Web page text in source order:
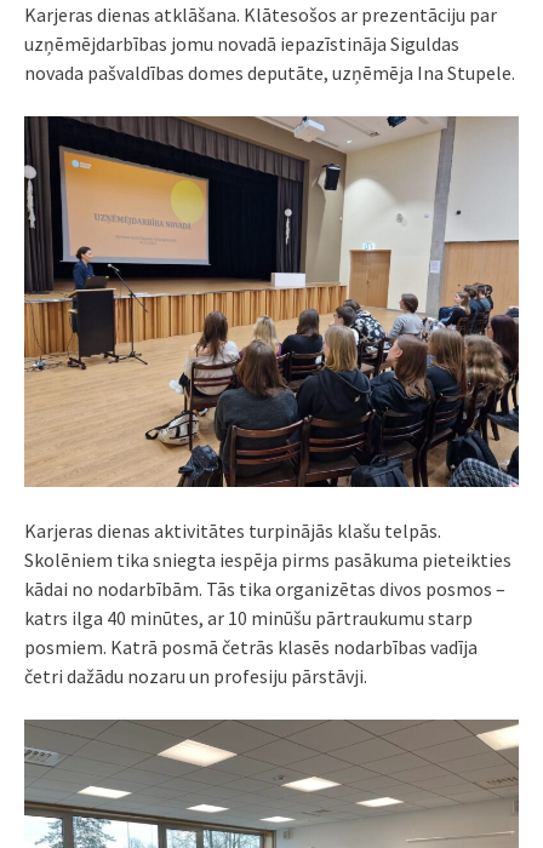
Karjeras dienas atklāšana. Klātesošos ar prezentāciju par
uzņēmējdarbības jomu novadā iepazīstināja Siguldas
novada pašvaldības domes deputāte, uzņēmēja Ina Stupele.
Karjeras dienas aktivitātes turpinājās klašu telpās.
Skolēniem tika sniegta iespēja pirms pasākuma pieteikties
kādai no nodarbībām. Tās tika organizētas divos posmos –
katrs ilga 40 minūtes, ar 10 minūšu pārtraukumu starp
posmiem. Katrā posmā četrās klasēs nodarbības vadīja
četri dažādu nozaru un profesiju pārstāvji.